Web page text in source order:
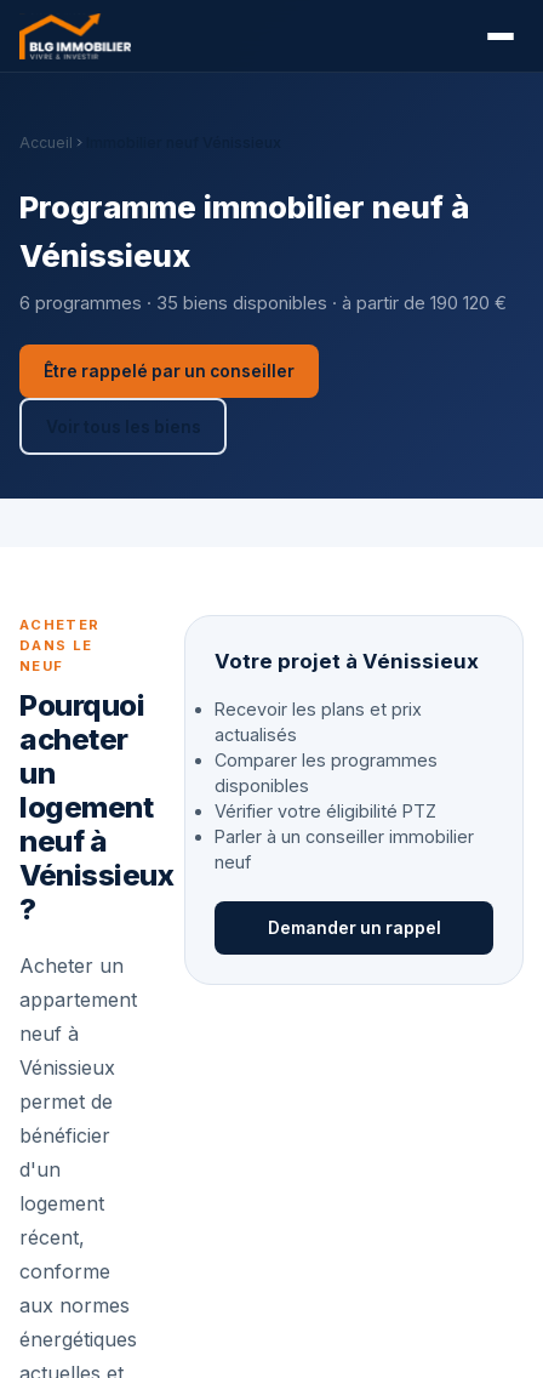
Accueil
Programme immobilier neuf à
Vénissieux
6 programmes · 35 biens disponibles · à partir de 190 120 €
Être rappelé par un conseiller
Voir tous les biens
ACHETER
DANS LE
NEUF
Pourquoi
acheter
un
logement
neuf à
Vénissieux
?
Acheter un
appartement
neuf à
Vénissieux
permet de
bénéficier
d'un
logement
récent,
conforme
aux normes
énergétiques
actuelles et
Votre projet à Vénissieux
Recevoir les plans et prix
actualisés
Comparer les programmes
disponibles
Vérifier votre éligibilité PTZ
Parler à un conseiller immobilier
neuf
Demander un rappel